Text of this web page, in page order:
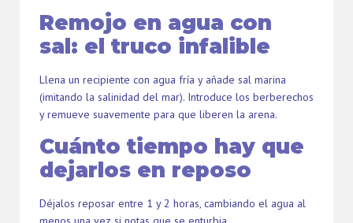
Remojo en agua con
sal: el truco infalible
Llena un recipiente con agua fría y añade sal marina
(imitando la salinidad del mar). Introduce los berberechos
y remueve suavemente para que liberen la arena.
Cuánto tiempo hay que
dejarlos en reposo
Déjalos reposar entre 1 y 2 horas, cambiando el agua al